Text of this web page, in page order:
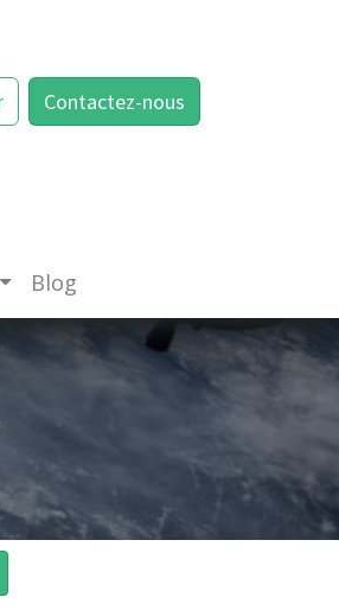
Contactez-nous
Blog